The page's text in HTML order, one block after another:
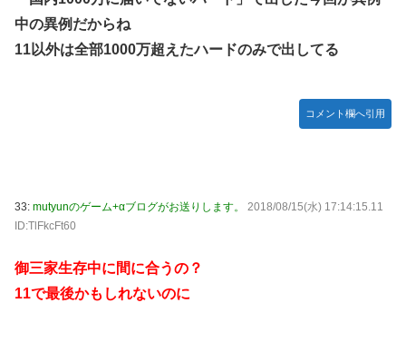
中の異例だからね
11以外は全部1000万超えたハードのみで出してる
コメント欄へ引用
33: mutyunのゲーム+αブログがお送りします。
2018/08/15(水) 17:14:15.11
ID:TlFkcFt60
御三家生存中に間に合うの？
11で最後かもしれないのに